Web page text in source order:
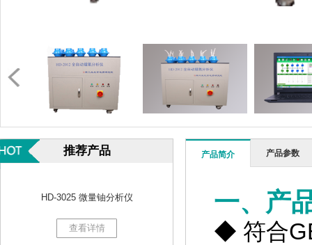
推荐产品
查看详情
产品简介 产品参数
一、产
◆ 符合